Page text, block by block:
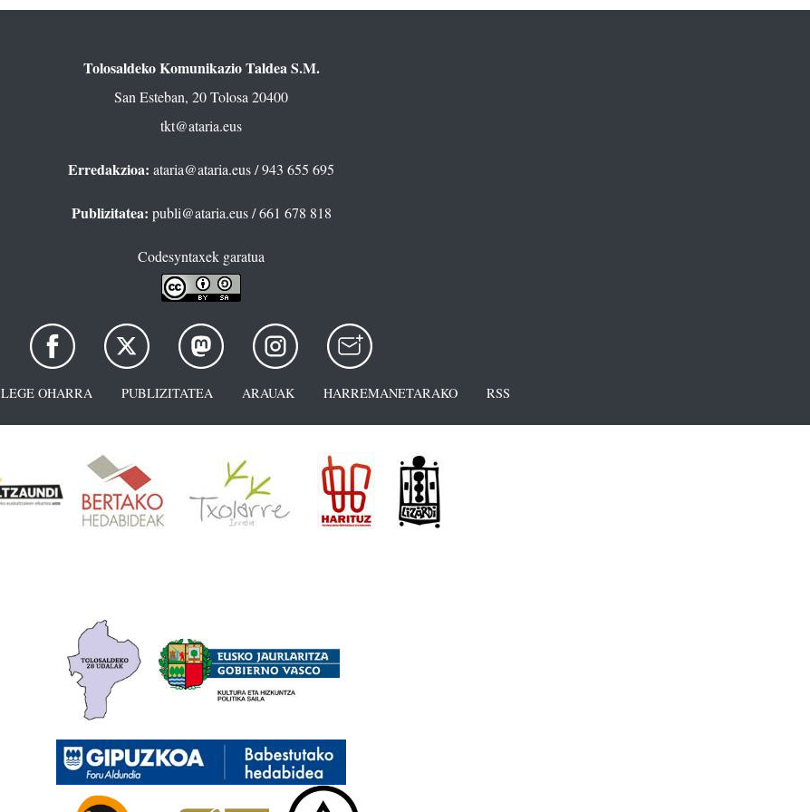
Tolosaldeko Komunikazio Taldea S.M.
San Esteban, 20 Tolosa 20400
tkt@ataria.eus
Erredakzioa: ataria@ataria.eus/ 943 655 695
Publizitatea: publi@ataria.eus/ 661 678 818
Codesyntaxek garatua
LEGE OHARRA PUBLIZITATEA ARAUAK HARREMANETARAKO RSS